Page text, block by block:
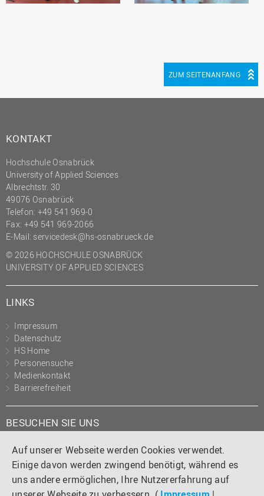
Auf unserer Webseite werden Cookies verwendet.
Einige davon werden zwingend benötigt, während es
uns andere ermöglichen, Ihre Nutzererfahrung auf
ZUM SEITENANFANG
KONTAKT
Hochschule Osnabrück
University of Applied Sciences
Albrechtstr. 30
49076 Osnabrück
Telefon: +49 541 969-0
Fax: +49 541 969-2066
E-Mail: servicedesk@hs-osnabrueck.de
© 2026 HOCHSCHULE OSNABRÜCK
UNIVERSITY OF APPLIED SCIENCES
LINKS
Impressum
Datenschutz
HS Home
Personensuche
Medienkontakt
Barrierefreiheit
BESUCHEN SIE UNS
Instagram
TiktokLinkedIn
YouTube
Facebook